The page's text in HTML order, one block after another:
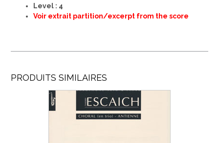
Level : 4
Voir extrait partition/excerpt from the score
PRODUITS SIMILAIRES